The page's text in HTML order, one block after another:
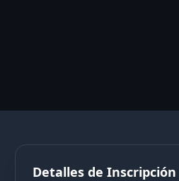
Detalles de Inscripción